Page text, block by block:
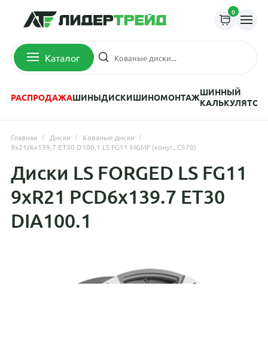
0
Каталог
РАСПРОДАЖАШИНЫДИСКИШИНОМОНТАЖШИННЫЙ
КАЛЬКУЛЯТОР
Главная Диски
Кованые диски
9x21/6x139,7 ET30 D100,1 LS FG11 MGMF (конус, C570)
Диски LS FORGED LS FG11
9xR21 PCD6x139.7 ET30
DIA100.1